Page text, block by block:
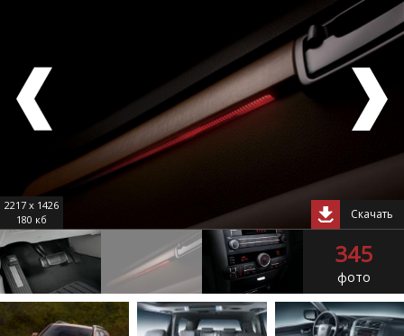
2217 x 1426
180 кб
Скачать
345
фото